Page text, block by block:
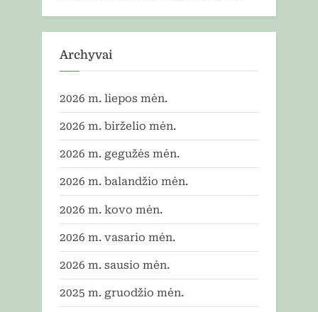
Archyvai
2026 m. liepos mėn.
2026 m. birželio mėn.
2026 m. gegužės mėn.
2026 m. balandžio mėn.
2026 m. kovo mėn.
2026 m. vasario mėn.
2026 m. sausio mėn.
2025 m. gruodžio mėn.